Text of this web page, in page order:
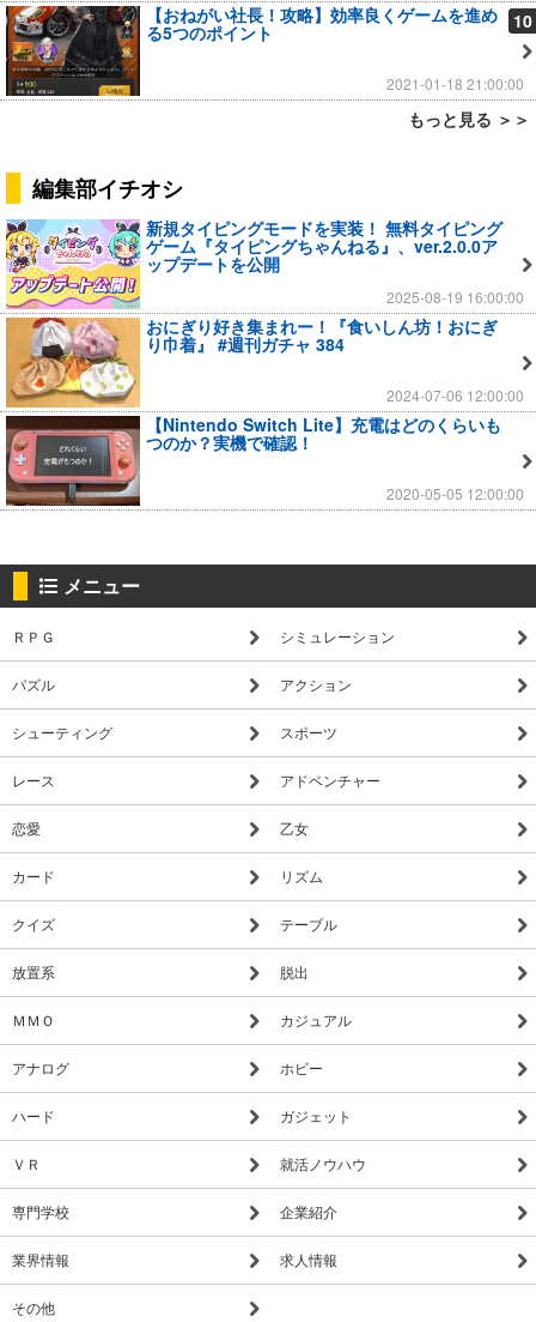
10
【おねがい社長！攻略】効率良くゲームを進め
る5つのポイント
2021-01-18 21:00:00
もっと見る ＞＞
編集部イチオシ
新規タイピングモードを実装！ 無料タイピング
ゲーム『タイピングちゃんねる』、ver.2.0.0ア
ップデートを公開
2025-08-19 16:00:00
おにぎり好き集まれー！『食いしん坊！おにぎ
り巾着』 #週刊ガチャ 384
2024-07-06 12:00:00
【Nintendo Switch Lite】充電はどのくらいも
つのか？実機で確認！
2020-05-05 12:00:00
メニュー
ＲＰＧ シミュレーション
パズル アクション
シューティング スポーツ
レース アドベンチャー
恋愛 乙女
カード リズム
クイズ テーブル
放置系 脱出
ＭＭＯ カジュアル
アナログ ホビー
ハード ガジェット
ＶＲ 就活ノウハウ
専門学校 企業紹介
業界情報 求人情報
その他